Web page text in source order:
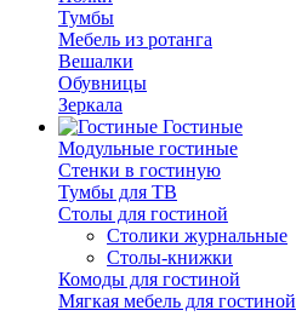
Тумбы
Мебель из ротанга
Вешалки
Обувницы
Зеркала
Гостиные
Модульные гостиные
Стенки в гостиную
Тумбы для ТВ
Столы для гостиной
Столики журнальные
Столы-книжки
Комоды для гостиной
Мягкая мебель для гостиной